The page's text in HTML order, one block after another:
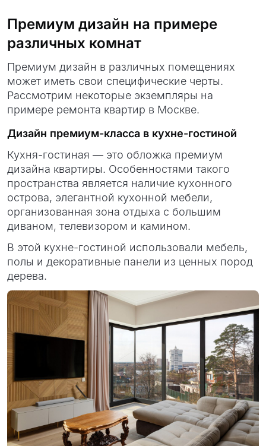
Премиум дизайн на примере
различных комнат
Премиум дизайн в различных помещениях
может иметь свои специфические черты.
Рассмотрим некоторые экземпляры на
примере ремонта квартир в Москве.
Дизайн премиум-класса в кухне-гостиной
Кухня-гостиная — это обложка премиум
дизайна квартиры. Особенностями такого
пространства является наличие кухонного
острова, элегантной кухонной мебели,
организованная зона отдыха с большим
диваном, телевизором и камином.
В этой кухне-гостиной использовали мебель,
полы и декоративные панели из ценных пород
дерева.